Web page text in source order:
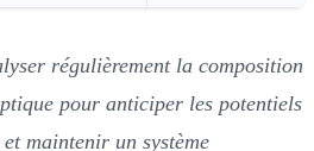
régulièrement la composition
pour anticiper les potentiels
maintenir un système